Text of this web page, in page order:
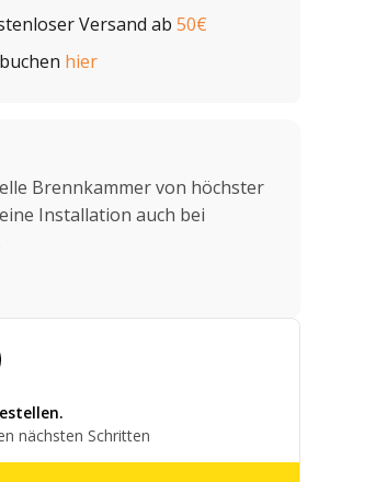
Versand ab 50€
hier
Brennkammer von höchster
Installation auch bei